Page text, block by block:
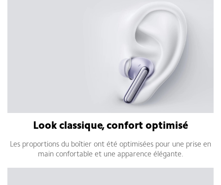
Look classique, confort optimisé
Les proportions du boîtier ont été optimisées pour une prise en
main confortable et une apparence élégante.